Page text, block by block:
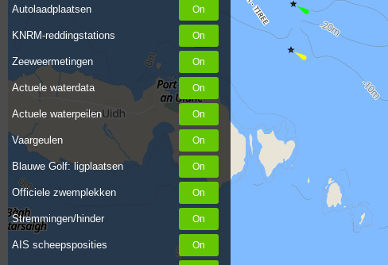
Autolaadplaatsen
KNRM-reddingstations
Zeeweermetingen
Actuele waterdata
Actuele waterpeilen
Vaargeulen
Blauwe Golf: ligplaatsen
Officiele zwemplekken
Stremmingen/hinder
AIS scheepsposities